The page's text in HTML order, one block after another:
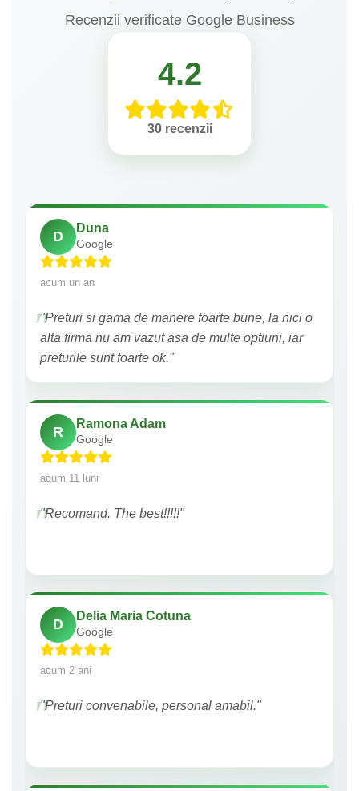
Recenzii verificate Google Business
4.2
30 recenzii
D
Duna
Google
acum un an
"Preturi si gama de manere foarte bune, la nici o
alta firma nu am vazut asa de multe optiuni, iar
preturile sunt foarte ok."
R
Ramona Adam
Google
acum 11 luni
"Recomand. The best!!!!!"
D
Delia Maria Cotuna
Google
acum 2 ani
"Preturi convenabile, personal amabil."